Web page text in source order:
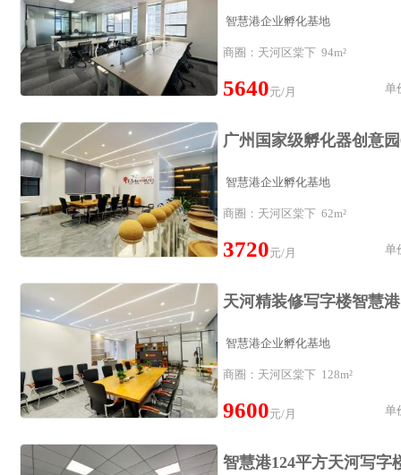
智慧港企业孵化基地
商圈：天河区棠下 94m²
5640元/月 单
智慧港企业孵化基地
商圈：天河区棠下 62m²
3720元/月 单
智慧港企业孵化基地
商圈：天河区棠下 128m²
9600元/月 单